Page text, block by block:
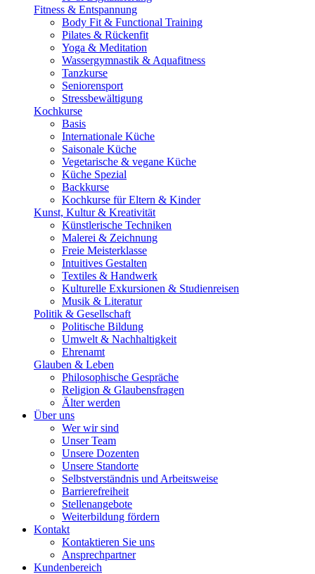
Fitness & Entspannung
Body Fit & Functional Training
Pilates & Rückenfit
Yoga & Meditation
Wassergymnastik & Aquafitness
Tanzkurse
Seniorensport
Stressbewältigung
Kochkurse
Basis
Internationale Küche
Saisonale Küche
Vegetarische & vegane Küche
Küche Spezial
Backkurse
Kochkurse für Eltern & Kinder
Kunst, Kultur & Kreativität
Künstlerische Techniken
Malerei & Zeichnung
Freie Meisterklasse
Intuitives Gestalten
Textiles & Handwerk
Kulturelle Exkursionen & Studienreisen
Musik & Literatur
Politik & Gesellschaft
Politische Bildung
Umwelt & Nachhaltigkeit
Ehrenamt
Glauben & Leben
Philosophische Gespräche
Religion & Glaubensfragen
Älter werden
Über uns
Wer wir sind
Unser Team
Unsere Dozenten
Unsere Standorte
Selbstverständnis und Arbeitsweise
Barrierefreiheit
Stellenangebote
Weiterbildung fördern
Kontakt
Kontaktieren Sie uns
Ansprechpartner
Kundenbereich